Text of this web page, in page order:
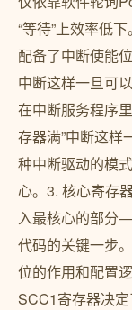
“等待”上效率低
配备了中断使能
中断这样一旦可
在中断服务程序
存器满”中断这样
种中断驱动的模
心。3. 核心寄存
入最核心的部分
代码的关键一步
位的作用和配置
SCC1寄存器决定